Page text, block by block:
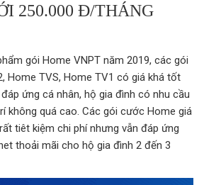
250.000 Đ/THÁNG
gói Home VNPT năm 2019, các gói
Home TVS, Home TV1 có giá khá tốt
ứng cá nhân, hộ gia đình có nhu cầu
không quá cao. Các gói cước Home giá
tiêt kiệm chi phí nhưng vẫn đáp ứng
thoải mãi cho hộ gia đình 2 đến 3